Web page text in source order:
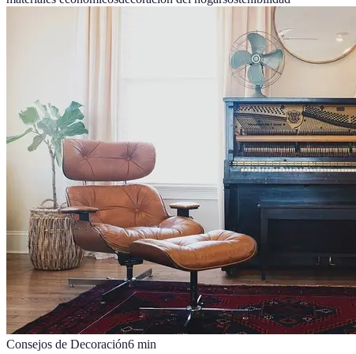
Consejos de Decoración6 min